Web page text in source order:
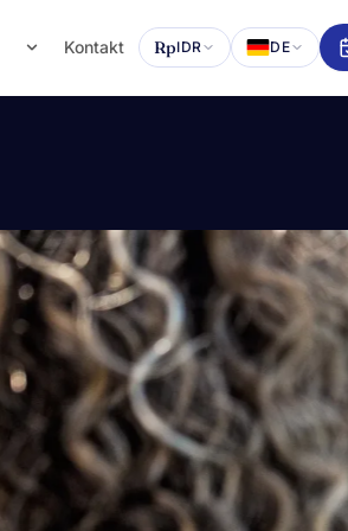
Kontakt RpIDR DE